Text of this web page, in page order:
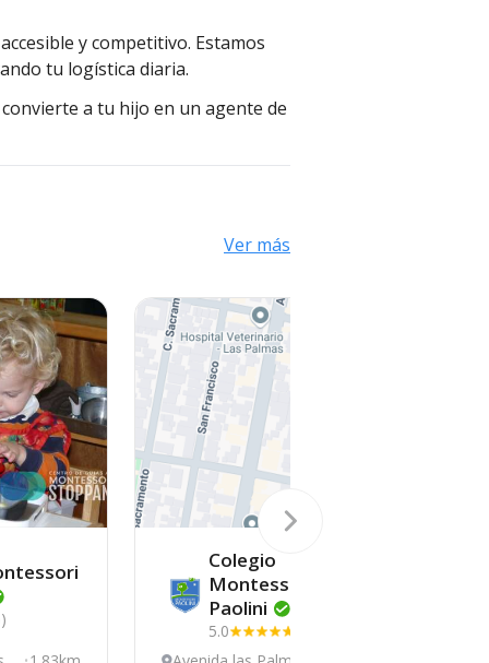
y competitivo. Estamos
tu logística diaria.
convierte a tu hijo en un agente de
Ver más
Colegio
Montessori
Paolini
5.0